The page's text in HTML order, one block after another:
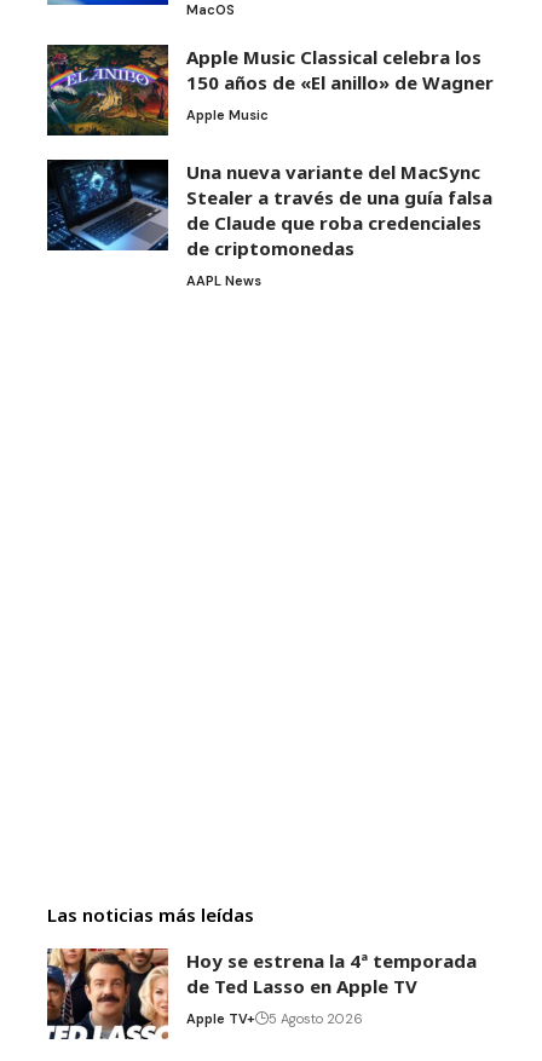
MacOS
Apple Music Classical celebra los
150 años de «El anillo» de Wagner
Apple Music
Una nueva variante del MacSync
Stealer a través de una guía falsa
de Claude que roba credenciales
de criptomonedas
AAPL News
Las noticias más leídas
Hoy se estrena la 4ª temporada
de Ted Lasso en Apple TV
Apple TV+ 5 Agosto 2026